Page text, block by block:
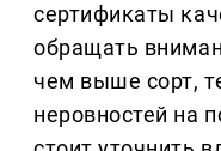
сертификаты
обращать
чем выше сорт,
неровностей на